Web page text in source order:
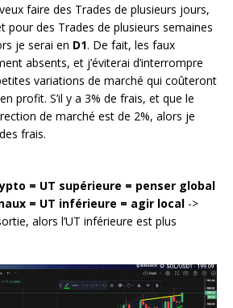
faire des Trades de plusieurs jours,
pour des Trades de plusieurs semaines
je serai en D1. De fait, les faux
absents, et j’éviterai d’interrompre
variations de marché qui coûteront
profit. S’il y a 3% de frais, et que le
de marché est de 2%, alors je
frais.
= UT supérieure = penser global
= UT inférieure = agir local ->
alors l’UT inférieure est plus